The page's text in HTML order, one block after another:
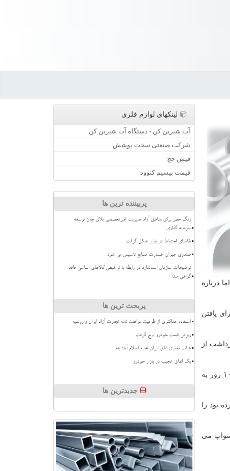
درباره
یافتن
از
در این بین، شركت آرامكوی سعودی به شركت نفتی دولتی پتروچاینا اطلاع داد برنامه بارگیری نفت سبك برای اكتبر به مدت حدود ۱۰ روز به
بود را
سواپ می
لینکهای لوازم فلزی
آب شیرین کن - دستگاه آب شیرین کن
شرکت صنعتی سخت پوشش
فیش حج
قیمت بیسیم کنوود
پربیننده ترین ها
زنگ خطر برای مناطق آزاد مدیریت غیرتخصصی بلای جان توسعه
سرمایه گذاری
تقاضای احتیاط در بازار شکل گرفت
صندوق جبران خسارت صنایع تاسیس می شود
توضیحات سازمان استاندارد در رابطه با ترخیص کالاهای اساسی فاقد
گواهی مبدأ
پربحث ترین ها
استفاده حداکثری از ظرفیت موافقت نامه تجارت آزاد ایران و روسیه
ریزش قیمت خودرو اوج گرفت
هیات تجاری اتاق ایران عازم اسلام آباد شد
بک اتفاق عجیب در بازار خودرو
جدیدترین ها